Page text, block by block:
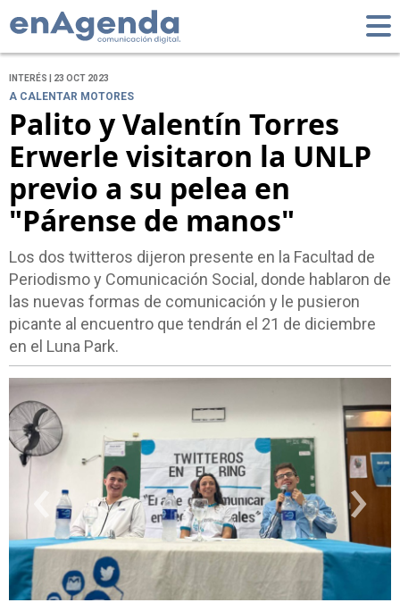
INTERÉS | 23 OCT 2023
A CALENTAR MOTORES
Palito y Valentín Torres
Erwerle visitaron la UNLP
previo a su pelea en
"Párense de manos"
Los dos twitteros dijeron presente en la Facultad de
Periodismo y Comunicación Social, donde hablaron de
las nuevas formas de comunicación y le pusieron
picante al encuentro que tendrán el 21 de diciembre
en el Luna Park.
‹ ›